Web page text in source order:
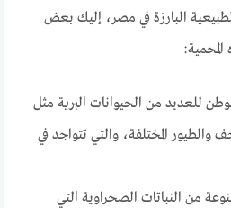
البارزة في مصر، إليك بعض
للعديد من الحيوانات البرية مثل
والطيور المختلفة، والتي تتواجد في
من النباتات الصحراوية التي